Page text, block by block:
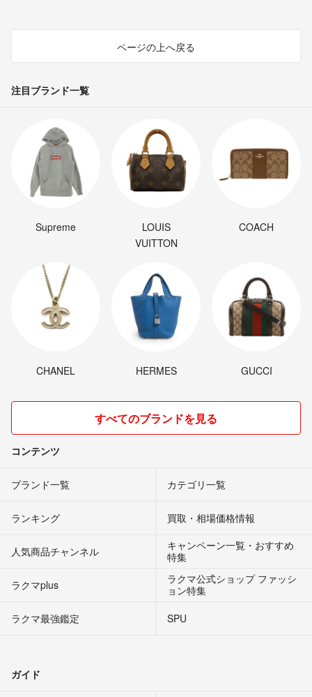
ページの上へ戻る
注目ブランド一覧
Supreme
LOUIS
VUITTON
COACH
CHANEL HERMES GUCCI
すべてのブランドを見る
コンテンツ
ブランド一覧 カテゴリ一覧
ランキング 買取・相場価格情報
人気商品チャンネル
キャンペーン一覧・おすすめ
特集
ラクマplus
ラクマ公式ショップ ファッシ
ョン特集
ラクマ最強鑑定
SPU
ガイド